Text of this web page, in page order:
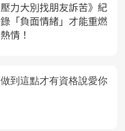
壓力大別找朋友訴苦》紀
錄「負面情緒」才能重燃
熱情！